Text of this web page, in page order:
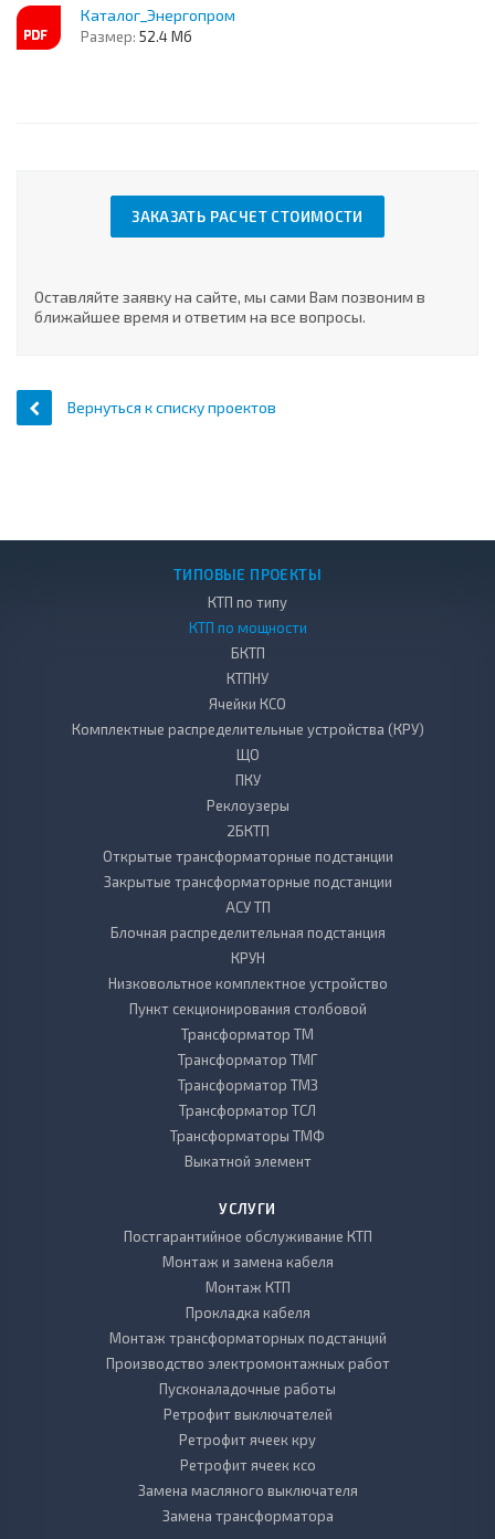
Каталог_Энергопром
Размер: 52.4 Мб
ЗАКАЗАТЬ РАСЧЕТ СТОИМОСТИ
Оставляйте заявку на сайте, мы сами Вам позвоним в
ближайшее время и ответим на все вопросы.
Вернуться к списку проектов
ТИПОВЫЕ ПРОЕКТЫ
КТП по типу
КТП по мощности
БКТП
КТПНУ
Ячейки КСО
Комплектные распределительные устройства (КРУ)
ЩО
ПКУ
Реклоузеры
2БКТП
Открытые трансформаторные подстанции
Закрытые трансформаторные подстанции
АСУ ТП
Блочная распределительная подстанция
КРУН
Низковольтное комплектное устройство
Пункт секционирования столбовой
Трансформатор ТМ
Трансформатор ТМГ
Трансформатор ТМЗ
Трансформатор ТСЛ
Трансформаторы ТМФ
Выкатной элемент
УСЛУГИ
Постгарантийное обслуживание КТП
Монтаж и замена кабеля
Монтаж КТП
Прокладка кабеля
Монтаж трансформаторных подстанций
Производство электромонтажных работ
Пусконаладочные работы
Ретрофит выключателей
Ретрофит ячеек кру
Ретрофит ячеек ксо
Замена масляного выключателя
Замена трансформатора